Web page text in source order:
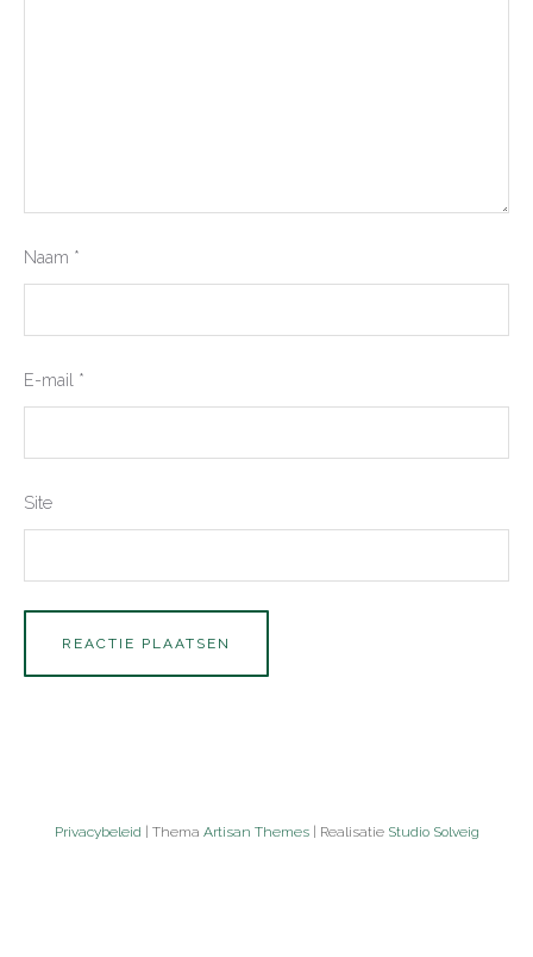
Naam *
E-mail *
Site
Privacybeleid | Thema Artisan Themes| Realisatie Studio Solveig